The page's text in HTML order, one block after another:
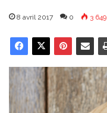
8 avril 2017 0 3 649